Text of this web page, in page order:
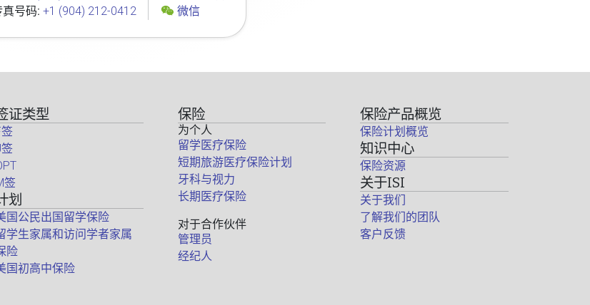
真号码: +1 (904) 212-0412
微信
证类型
签
签
划
国公民出国留学保险
学生家属和访问学者家属
险
国初高中保险
保险
为个人
留学医疗保险
短期旅游医疗保险计划
牙科与视力
长期医疗保险
对于合作伙伴
管理员
经纪人
保险产品概览
保险计划概览
知识中心
保险资源
关于ISI
关于我们
了解我们的团队
客户反馈